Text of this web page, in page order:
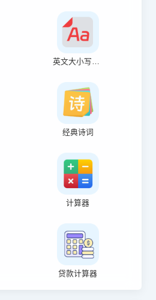
英文大小写转换
经典诗词
计算器
贷款计算器